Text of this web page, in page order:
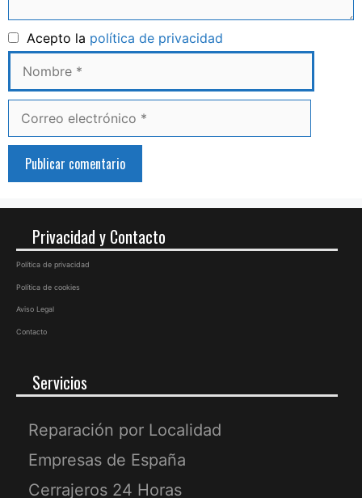
Acepto la política de privacidad
Privacidad y Contacto
Política de privacidad
Política de cookies
Aviso Legal
Contacto
Servicios
Reparación por Localidad
Empresas de España
Cerrajeros 24 Horas